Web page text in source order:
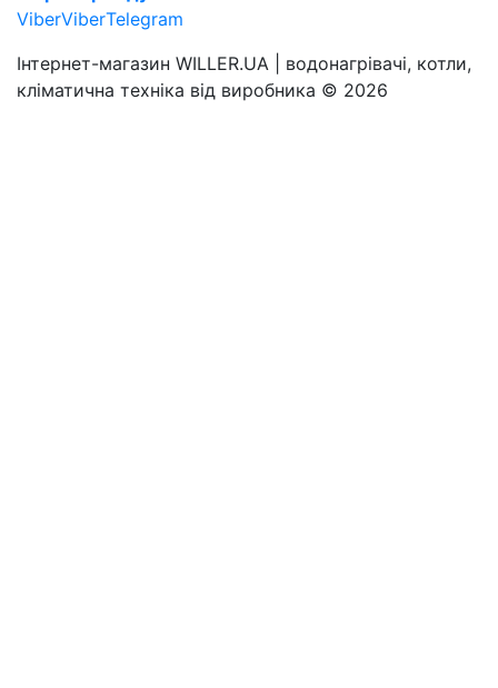
ViberViberTelegram
Інтернет-магазин WILLER.UA | водонагрівачі, котли,
кліматична техніка від виробника © 2026